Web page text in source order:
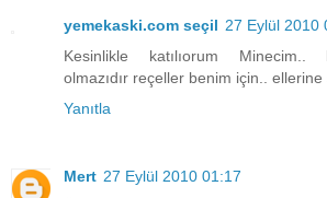
yemekaski.com seçil 27 Eylül 2010
Kesinlikle katılıorum Minecim..
olmazıdır reçeller benim için.. ellerine
Yanıtla
Mert 27 Eylül 2010 01:17